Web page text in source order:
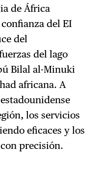
de África
del EI
del
del lago
Bilal al-Minuki
africana. A
los servicios
eficaces y los
precisión.